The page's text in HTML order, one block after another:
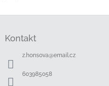
Kontakt
z.honsova@email.cz
603985058